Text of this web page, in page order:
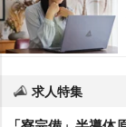
求人特集